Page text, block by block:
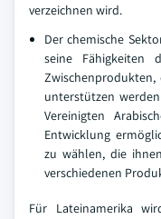
verzeichnen wird.
Der chemische
seine Fähigkeiten
Zwischenprodukten,
unterstützen
Vereinigten
Entwicklung
zu wählen, die
verschiedenen
Für Lateinamerika